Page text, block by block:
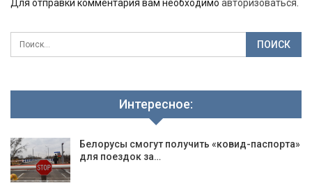
Для отправки комментария вам необходимо авторизоваться.
Интересное:
Белорусы смогут получить «ковид-паспорта»
для поездок за…